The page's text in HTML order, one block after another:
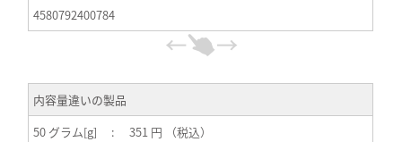
4580792400784
内容量違いの製品
50 グラム[g] : 351 円 （税込）